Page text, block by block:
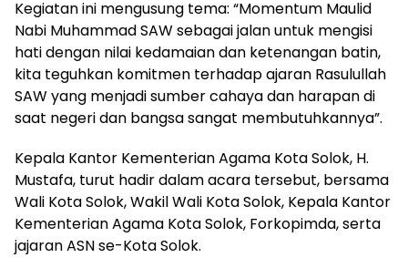
Kegiatan ini mengusung tema: “Momentum Maulid
Nabi Muhammad SAW sebagai jalan untuk mengisi
hati dengan nilai kedamaian dan ketenangan batin,
kita teguhkan komitmen terhadap ajaran Rasulullah
SAW yang menjadi sumber cahaya dan harapan di
saat negeri dan bangsa sangat membutuhkannya”.
Kepala Kantor Kementerian Agama Kota Solok, H.
Mustafa, turut hadir dalam acara tersebut, bersama
Wali Kota Solok, Wakil Wali Kota Solok, Kepala Kantor
Kementerian Agama Kota Solok, Forkopimda, serta
jajaran ASN se-Kota Solok.